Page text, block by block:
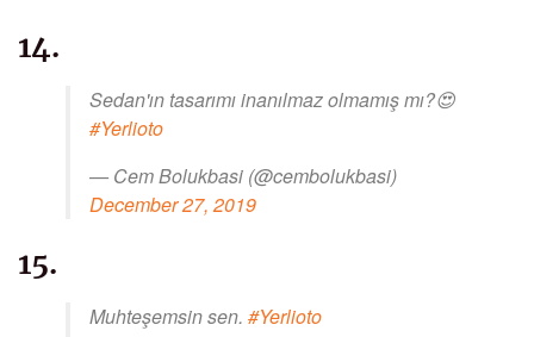
14.
Sedan'ın tasarımı inanılmaz olmamış mı?😍
#Yerlioto
— Cem Bolukbasi (@cembolukbasi)
December 27, 2019
15.
Muhteşemsin sen. #Yerlioto